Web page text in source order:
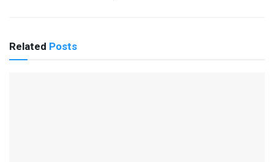
Related Posts